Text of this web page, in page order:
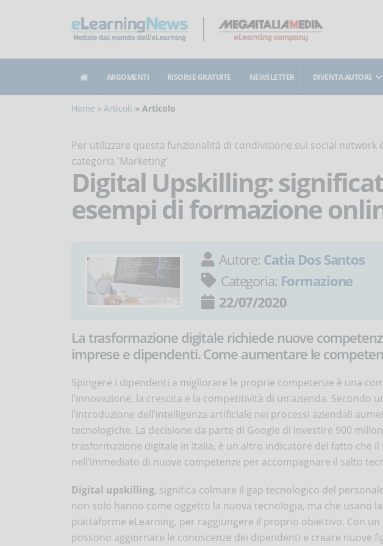
ARGOMENTI RISORSE GRATUITE NEWSLETTER DIVENTA AUTORE
Home Articoli Articolo
Per utilizzare questa funzionalità di condivisione sui social network
categoria 'Marketing'
Digital Upskilling:
esempi di formazione
Autore: Catia Dos Santos
Categoria: Formazione
22/07/2020
La trasformazione digitale richiede nuove
imprese e dipendenti. Come aumentare le
Spingere i dipendenti a migliorare le proprie competenze è una
l’innovazione, la crescita e la competitività di un’azienda. Secondo
l’introduzione dell’intelligenza artificiale nei processi aziendali
tecnologiche. La decisione da parte di Google di investire 900
trasformazione digitale in Italia, è un altro indicatore del fatto che
nell’immediato di nuove competenze per accompagnare il salto
Digital upskilling, significa colmare il gap tecnologico del
non solo hanno come oggetto la nuova tecnologia, ma che usano
piattaforme eLearning, per raggiungere il proprio obiettivo. Con
possono aggiornare le conoscenze dei dipendenti e creare nuove